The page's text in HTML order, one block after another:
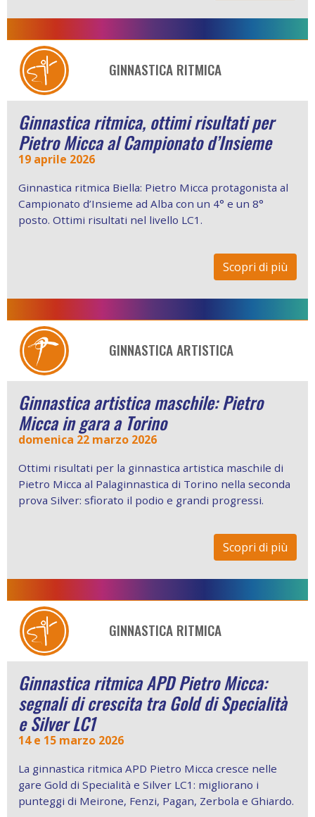
GINNASTICA RITMICA
Ginnastica ritmica, ottimi risultati per
Pietro Micca al Campionato d’Insieme
19 aprile 2026
Ginnastica ritmica Biella: Pietro Micca protagonista al
Campionato d’Insieme ad Alba con un 4° e un 8°
posto. Ottimi risultati nel livello LC1.
Scopri di più
GINNASTICA ARTISTICA
Ginnastica artistica maschile: Pietro
Micca in gara a Torino
domenica 22 marzo 2026
Ottimi risultati per la ginnastica artistica maschile di
Pietro Micca al Palaginnastica di Torino nella seconda
prova Silver: sfiorato il podio e grandi progressi.
Scopri di più
GINNASTICA RITMICA
Ginnastica ritmica APD Pietro Micca:
segnali di crescita tra Gold di Specialità
e Silver LC1
14 e 15 marzo 2026
La ginnastica ritmica APD Pietro Micca cresce nelle
gare Gold di Specialità e Silver LC1: migliorano i
punteggi di Meirone, Fenzi, Pagan, Zerbola e Ghiardo.